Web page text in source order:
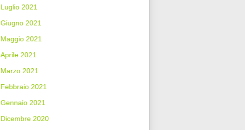
Luglio 2021
Giugno 2021
Maggio 2021
Aprile 2021
Marzo 2021
Febbraio 2021
Gennaio 2021
Dicembre 2020